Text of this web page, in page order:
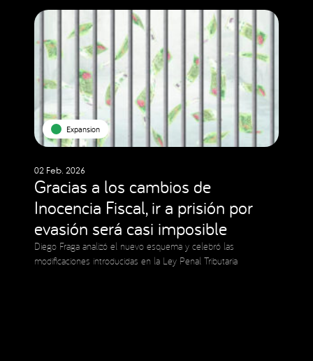
Expansion
02 Feb. 2026
Gracias a los cambios de
Inocencia Fiscal, ir a prisión por
evasión será casi imposible
Diego Fraga analizó el nuevo esquema y celebró las
modificaciones introducidas en la Ley Penal Tributaria